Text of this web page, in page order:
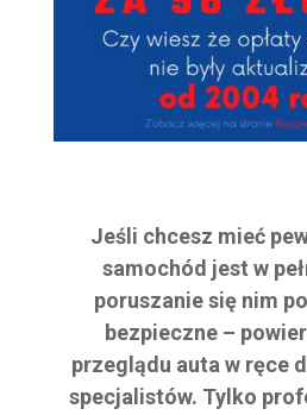
Jeśli chcesz mieć
samochód jest w
poruszanie się nim
bezpieczne –
przeglądu auta w ręce
specjalistów. Tylko